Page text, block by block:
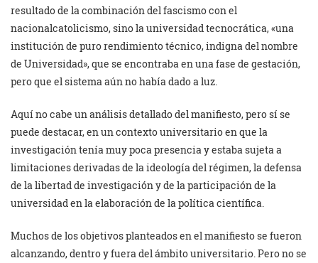
resultado de la combinación del fascismo con el
nacionalcatolicismo, sino la universidad tecnocrática, «una
institución de puro rendimiento técnico, indigna del nombre
de Universidad», que se encontraba en una fase de gestación,
pero que el sistema aún no había dado a luz.
Aquí no cabe un análisis detallado del manifiesto, pero sí se
puede destacar, en un contexto universitario en que la
investigación tenía muy poca presencia y estaba sujeta a
limitaciones derivadas de la ideología del régimen, la defensa
de la libertad de investigación y de la participación de la
universidad en la elaboración de la política científica.
Muchos de los objetivos planteados en el manifiesto se fueron
alcanzando, dentro y fuera del ámbito universitario. Pero no se